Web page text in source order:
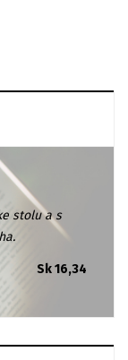
stolu a s
Sk 16,34